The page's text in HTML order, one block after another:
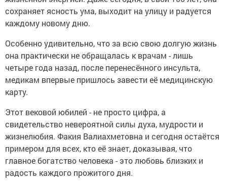
сохраняет ясность ума, выходит на улицу и радуется
каждому новому дню.
Особенно удивительно, что за всю свою долгую жизнь
она практически не обращалась к врачам - лишь
четыре года назад, после перенесённого инсульта,
медикам впервые пришлось завести её медицинскую
карту.
Этот вековой юбилей - не просто цифра, а
свидетельство невероятной силы духа, мудрости и
жизнелюбия. Факия Валиахметовна и сегодня остаётся
примером для всех, кто её знает, доказывая, что
главное богатство человека - это любовь близких и
радость каждого прожитого дня.